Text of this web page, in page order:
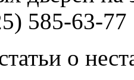
585-63-77
о